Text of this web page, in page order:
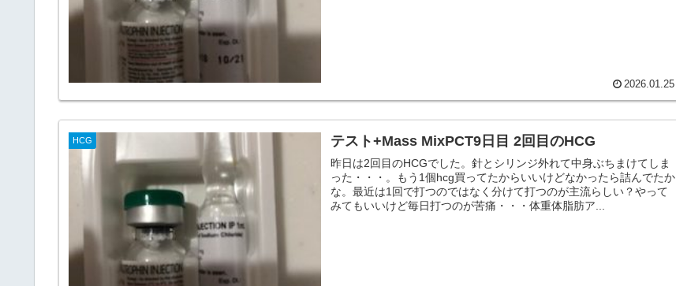
2026.01.25
HCG テスト+Mass MixPCT9日目 2回目のHCG
昨日は2回目のHCGでした。針とシリンジ外れて中身ぶちまけてしま
った・・・。もう1個hcg買ってたからいいけどなかったら詰んでたか
な。最近は1回で打つのではなく分けて打つのが主流らしい？やって
みてもいいけど毎日打つのが苦痛・・・体重体脂肪ア...